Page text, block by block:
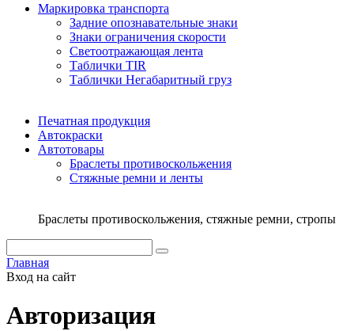
Маркировка транспорта
Задние опознавательные знаки
Знаки ограничения скорости
Светоотражающая лента
Таблички TIR
Таблички Негабаритный груз
Печатная продукция
Автокраски
Автотовары
Браслеты противоскольжения
Стяжныe ремни и ленты
Браслеты противоскольжения, стяжные ремни, стропы
Главная
Вход на сайт
Авторизация